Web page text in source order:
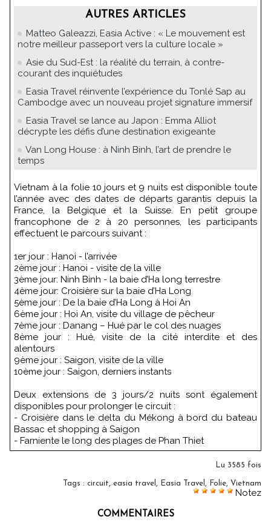
AUTRES ARTICLES
Matteo Galeazzi, Easia Active : « Le mouvement est
notre meilleur passeport vers la culture locale »
Asie du Sud-Est : la réalité du terrain, à contre-
courant des inquiétudes
Easia Travel réinvente l’expérience du Tonlé Sap au
Cambodge avec un nouveau projet signature immersif
Easia Travel se lance au Japon : Emma Alliot
décrypte les défis d’une destination exigeante
Van Long House : à Ninh Binh, l’art de prendre le
temps
Vietnam à la folie 10 jours et 9 nuits est disponible toute
l’année avec des dates de départs garantis depuis la
France, la Belgique et la Suisse. En petit groupe
francophone de 2 à 20 personnes, les participants
effectuent le parcours suivant :
1er jour : Hanoi - l’arrivée
2ème jour : Hanoi - visite de la ville
3ème jour: Ninh Binh - la baie d’Ha long terrestre
4ème jour: Croisière sur la baie d’Ha Long
5ème jour : De la baie d’Ha Long à Hoi An
6ème jour : Hoi An, visite du village de pêcheur
7ème jour : Danang – Hué par le col des nuages
8ème jour : Hué, visite de la cité interdite et des
alentours
9ème jour : Saigon, visite de la ville
10ème jour : Saigon, derniers instants
Deux extensions de 3 jours/2 nuits sont également
disponibles pour prolonger le circuit :
- Croisière dans le delta du Mékong à bord du bateau
Bassac et shopping à Saigon
- Farniente le long des plages de Phan Thiet
Lu 3585 fois
Tags : circuit easia travel Easia Travel Folie Vietnam
Notez
COMMENTAIRES